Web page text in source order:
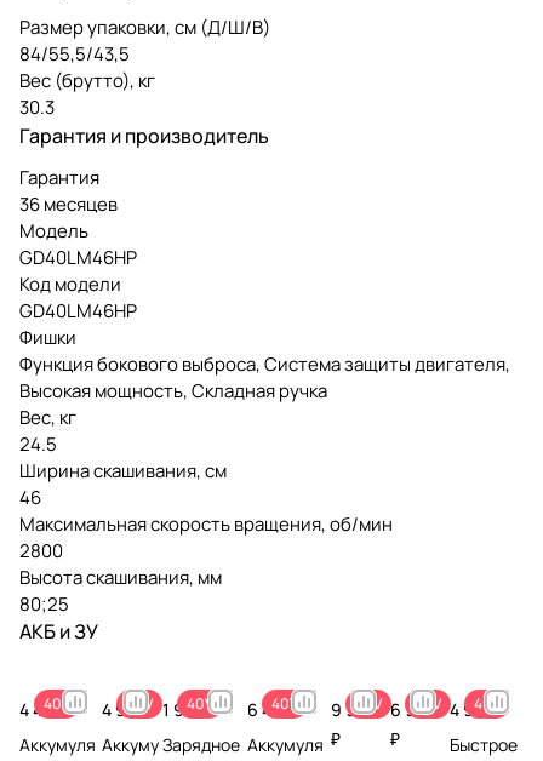
Размер упаковки, см (Д/Ш/В)
84/55,5/43,5
Вес (брутто), кг
30.3
Гарантия и производитель
Гарантия
36 месяцев
Модель
GD40LM46HP
Код модели
GD40LM46HP
Фишки
Функция бокового выброса, Система защиты двигателя,
Высокая мощность, Складная ручка
Вес, кг
24.5
Ширина скашивания, см
46
Максимальная скорость вращения, об/мин
2800
Высота скашивания, мм
80;25
АКБ и ЗУ
40V
4 490 ₽
Аккумуля
40V
4 990 ₽
Аккуму
40V
1 990 ₽
Зарядное
40V
6 490 ₽
Аккумуля
40V
9 990
₽
40V
6 990
₽
40V
4 990 ₽
Быстрое